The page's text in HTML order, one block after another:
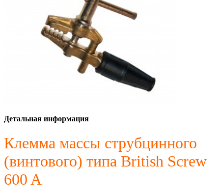
Детальная информация
Клемма массы струбцинного
(винтового) типа British Screw
600 A